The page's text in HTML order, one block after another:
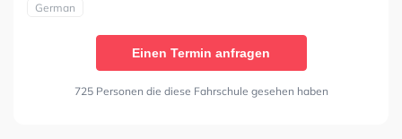
German
Einen Termin anfragen
725 Personen die diese Fahrschule gesehen haben